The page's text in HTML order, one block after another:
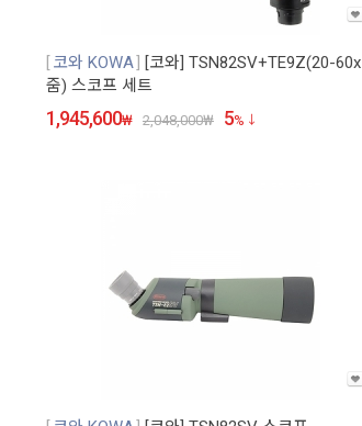
코와 KOWA
[코와] TSN82SV+TE9Z(20-60x
줌) 스코프 세트
1,945,600₩ 2,048,000₩ 5%